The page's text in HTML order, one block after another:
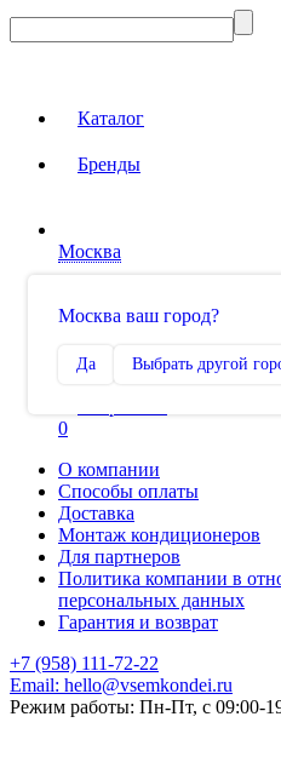
Каталог
Бренды
Москва
Москва ваш город?
Да Выбрать другой
Сравнение
0
О компании
Способы оплаты
Доставка
Монтаж кондиционеров
Для партнеров
Политика компании в
персональных данных
Гарантия и возврат
+7 (958) 111-72-22
Email: hello@vsemkondei.ru
Режим работы: Пн-Пт, с 09:00-